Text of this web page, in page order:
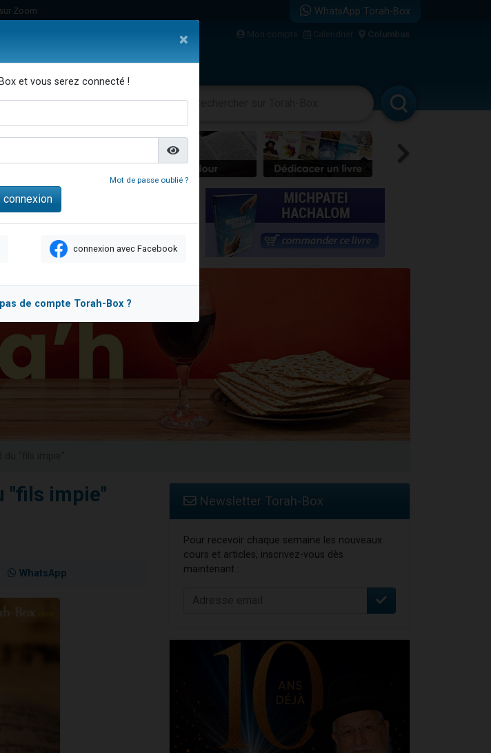
Zoom
Diane, 80 ans, dans un appartement insalubre
Journée de Vacances Pour les Enfants
Zoom
Sauvez la jambe de Yohan
Zoom
WhatsApp Torah-Box
Mon compte Calendrier Columbus
Texte Musique Paracha Divertissements
"fils impie"
WhatsApp
Newsletter Torah-Box
Pour recevoir chaque semaine les nouveaux
cours et articles, inscrivez-vous dès
maintenant :
×
et vous serez connecté !
Mot de passe oublié ?
connexion avec Facebook
de compte Torah-Box ?